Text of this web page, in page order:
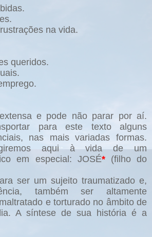
na vida.
queridos.
e pode não parar por aí.
para este texto alguns
nas mais variadas formas.
aqui à vida de um
em especial: JOSÉ*(filho do
ser um sujeito traumatizado e,
também ser altamente
e torturado no âmbito de
A síntese de sua história é a